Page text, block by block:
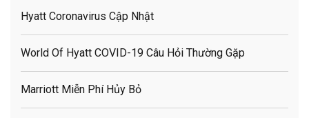
Hyatt Coronavirus Cập Nhật
World Of Hyatt COVID-19 Câu Hỏi Thường Gặp
Marriott Miễn Phí Hủy Bỏ